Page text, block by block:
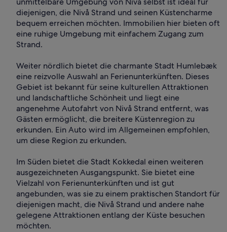
diejenigen, die Nivå Strand und seinen Küstencharme
bequem erreichen möchten. Immobilien hier bieten oft
eine ruhige Umgebung mit einfachem Zugang zum
Strand.
Weiter nördlich bietet die charmante Stadt Humlebæk
eine reizvolle Auswahl an Ferienunterkünften. Dieses
Gebiet ist bekannt für seine kulturellen Attraktionen
und landschaftliche Schönheit und liegt eine
angenehme Autofahrt von Nivå Strand entfernt, was
Gästen ermöglicht, die breitere Küstenregion zu
erkunden. Ein Auto wird im Allgemeinen empfohlen,
um diese Region zu erkunden.
Im Süden bietet die Stadt Kokkedal einen weiteren
ausgezeichneten Ausgangspunkt. Sie bietet eine
Vielzahl von Ferienunterkünften und ist gut
angebunden, was sie zu einem praktischen Standort für
diejenigen macht, die Nivå Strand und andere nahe
gelegene Attraktionen entlang der Küste besuchen
möchten.